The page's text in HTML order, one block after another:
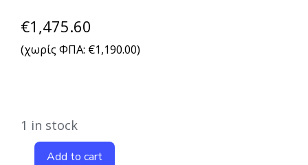
€1,475.60
(χωρίς ΦΠΑ: €1,190.00)
1 in stock
Add to cart